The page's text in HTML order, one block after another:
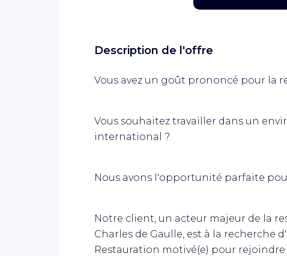
Description de l'offre
Vous avez un goût prononcé pour la
Vous souhaitez travailler dans un
international ?
Nous avons l'opportunité parfaite
Notre client, un acteur majeur de la
Charles de Gaulle, est à la recherche
Restauration motivé(e) pour rejoindre